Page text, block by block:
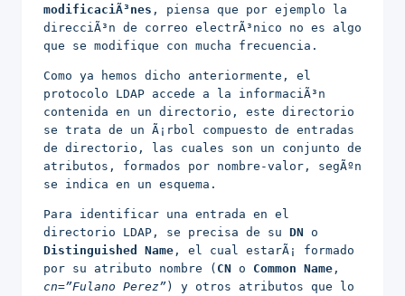
modificaciÃ³nes , piensa que por ejemplo la
direcciÃ³n de correo electrÃ³nico no es algo
que se modifique con mucha frecuencia.
Como ya hemos dicho anteriormente, el
protocolo LDAP accede a la informaciÃ³n
contenida en un directorio, este directorio
se trata de un Ã¡rbol compuesto de entradas
de directorio, las cuales son un conjunto de
atributos, formados por nombre-valor, segÃºn
se indica en un esquema.
Para identificar una entrada en el
directorio LDAP, se precisa de su DN o
Distinguished Name , el cual estarÃ¡ formado
por su atributo nombre ( CN o Common Name ,
cn=”Fulano Perez”) y otros atributos que lo